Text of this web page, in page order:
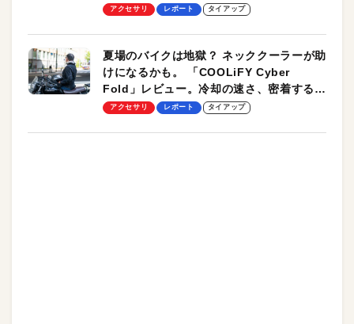
ーも
アクセサリ レポート タイアップ
夏場のバイクは地獄？ ネッククーラーが助
けになるかも。 「COOLiFY Cyber
Fold」レビュー。冷却の速さ、密着する冷
却プレート、シンプルな操作性がグッド！
アクセサリ レポート タイアップ